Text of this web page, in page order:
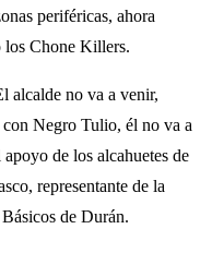
periféricas, ahora
los Chone Killers.
alcalde no va a venir,
Negro Tulio, él no va a
de los alcahuetes de
representante de la
de Durán.